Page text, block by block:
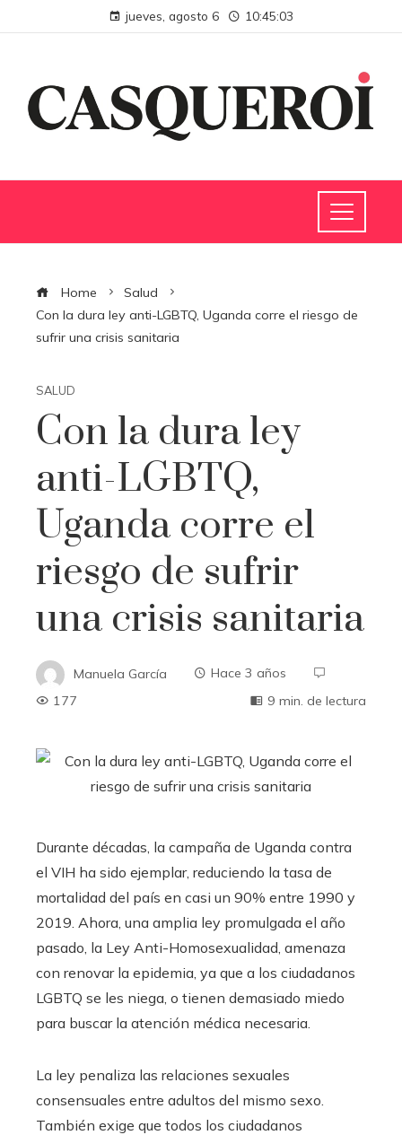
jueves, agosto 6 10:45:04
Home
Salud
Con la dura ley anti-LGBTQ, Uganda corre el riesgo de
sufrir una crisis sanitaria
SALUD
Con la dura ley
anti-LGBTQ,
Uganda corre el
riesgo de sufrir
una crisis sanitaria
Manuela García
Hace 3 años
177
9 min. de lectura
Durante décadas, la campaña de Uganda contra
el VIH ha sido ejemplar, reduciendo la tasa de
mortalidad del país en casi un 90% entre 1990 y
2019. Ahora, una amplia ley promulgada el año
pasado, la Ley Anti-Homosexualidad, amenaza
con renovar la epidemia, ya que a los ciudadanos
LGBTQ se les niega, o tienen demasiado miedo
para buscar la atención médica necesaria.
La ley penaliza las relaciones sexuales
consensuales entre adultos del mismo sexo.
También exige que todos los ciudadanos